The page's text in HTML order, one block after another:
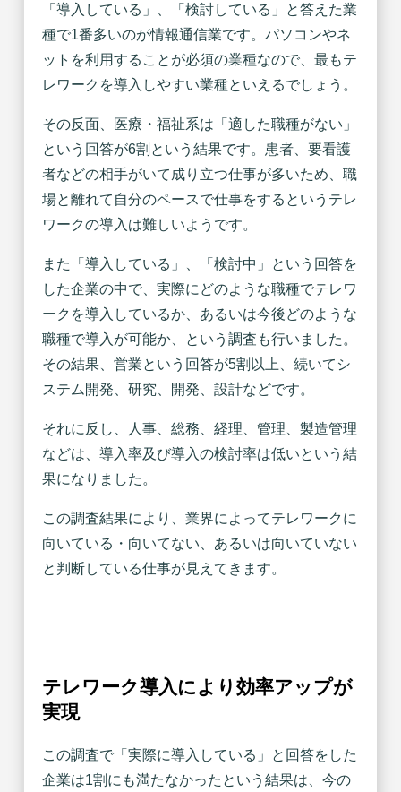
「導入している」、「検討している」と答えた業
種で1番多いのが情報通信業です。パソコンやネ
ットを利用することが必須の業種なので、最もテ
レワークを導入しやすい業種といえるでしょう。
その反面、医療・福祉系は「適した職種がない」
という回答が6割という結果です。患者、要看護
者などの相手がいて成り立つ仕事が多いため、職
場と離れて自分のペースで仕事をするというテレ
ワークの導入は難しいようです。
また「導入している」、「検討中」という回答を
した企業の中で、実際にどのような職種でテレワ
ークを導入しているか、あるいは今後どのような
職種で導入が可能か、という調査も行いました。
その結果、営業という回答が5割以上、続いてシ
ステム開発、研究、開発、設計などです。
それに反し、人事、総務、経理、管理、製造管理
などは、導入率及び導入の検討率は低いという結
果になりました。
この調査結果により、業界によってテレワークに
向いている・向いてない、あるいは向いていない
と判断している仕事が見えてきます。
テレワーク導入により効率アップが
実現
この調査で「実際に導入している」と回答をした
企業は1割にも満たなかったという結果は、今の